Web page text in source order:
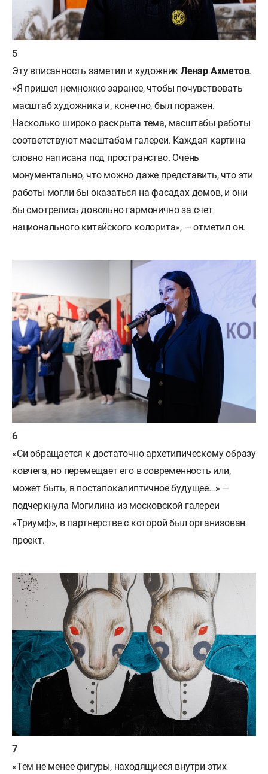
Эту вписанность заметил и художник Ленар Ахметов.
«Я пришел немножко заранее, чтобы почувствовать
масштаб художника и, конечно, был поражен.
Насколько широко раскрыта тема, масштабы работы
соответствуют масштабам галереи. Каждая картина
словно написана под пространство. Очень
монументально, что можно даже представить, что эти
работы могли бы оказаться на фасадах домов, и они
бы смотрелись довольно гармонично за счет
национального китайского колорита», — отметил он.
«Си обращается к достаточно архетипическому образу
ковчега, но перемещает его в современность или,
может быть, в постапокалиптичное будущее…» —
подчеркнула Могилина из московской галереи
«Триумф», в партнерстве с которой был организован
проект.
«Тем не менее фигуры, находящиеся внутри этих